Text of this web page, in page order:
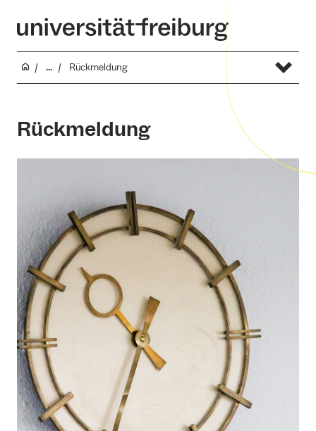
... Rückmeldung
Rückmeldung